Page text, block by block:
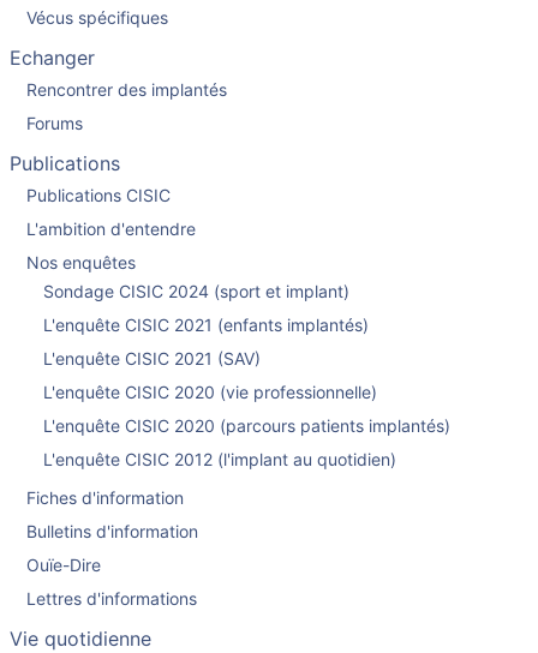
Vécus spécifiques
Echanger
Rencontrer des implantés
Forums
Publications
Publications CISIC
L'ambition d'entendre
Nos enquêtes
Sondage CISIC 2024 (sport et implant)
L'enquête CISIC 2021 (enfants implantés)
L'enquête CISIC 2021 (SAV)
L'enquête CISIC 2020 (vie professionnelle)
L'enquête CISIC 2020 (parcours patients implantés)
L'enquête CISIC 2012 (l'implant au quotidien)
Fiches d'information
Bulletins d'information
Ouïe-Dire
Lettres d'informations
Vie quotidienne